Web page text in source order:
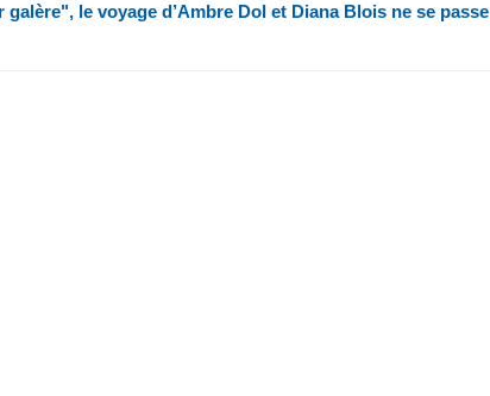
le voyage d’Ambre Dol et Diana Blois ne se passe